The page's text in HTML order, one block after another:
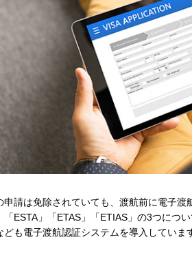
申請は免除されていても、渡航前に電子
「ESTA」「ETAS」「ETIAS」の3つにつ
ども電子渡航認証システムを導入してい